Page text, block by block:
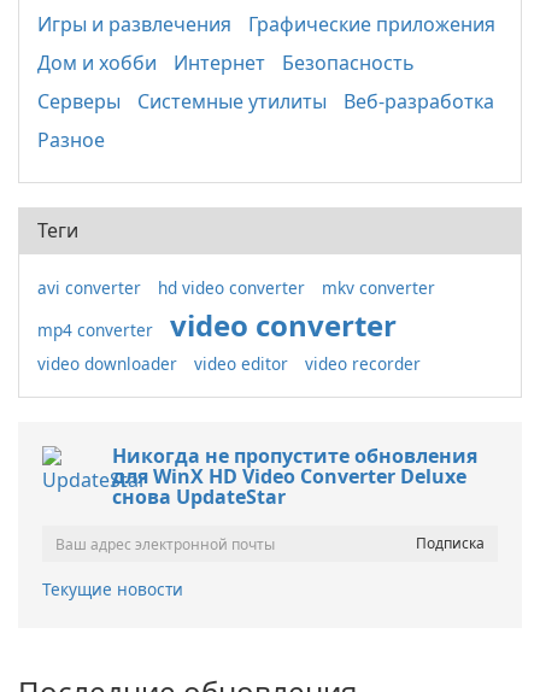
Игры и развлечения
Графические приложения
Дом и хобби
Интернет
Безопасность
Серверы
Системные утилиты
Веб-разработка
Разное
Теги
avi converter hd video converter
mkv converter
mp4 converter
video converter
video downloader video editor video recorder
Никогда не пропустите обновления
для WinX HD Video Converter Deluxe
снова UpdateStar
Текущие новости